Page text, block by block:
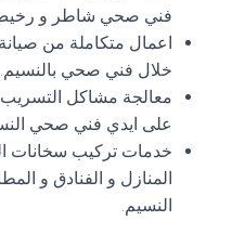
فني صحي شاطر و
اعمال متكاملة من
خلال فني صحي بالنسيم.
معالجة مشاكل التسريب
على ايدي فني صحي
خدمات تركيب سخانات
المنازل و الفنادق و
النسيم.